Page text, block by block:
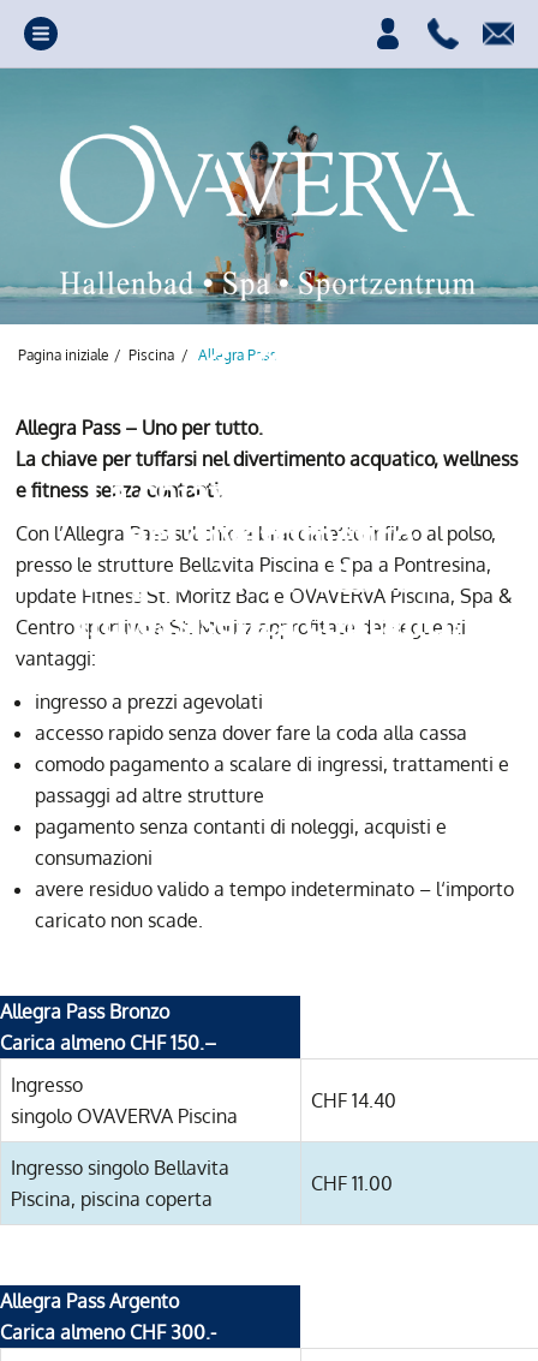
La chiave per tuffarsi
nel divertimento
acquatrico, wellness e
fitness senza contanti!
Pagina iniziale / Piscina / Allegra Pass
Allegra Pass – Uno per tutto.
La chiave per tuffarsi nel divertimento acquatico, wellness
e fitness senza contanti.
Con l’Allegra Pass sul chip a braccialetto infilao al polso,
presso le strutture Bellavita Piscina e Spa a Pontresina,
update Fitness St. Moritz Bad e OVAVERVA Piscina, Spa &
Centro sportivo a St. Moritz approfitate dei seguenti
vantaggi:
ingresso a prezzi agevolati
accesso rapido senza dover fare la coda alla cassa
comodo pagamento a scalare di ingressi, trattamenti e
passaggi ad altre strutture
pagamento senza contanti di noleggi, acquisti e
consumazioni
avere residuo valido a tempo indeterminato – l‘importo
caricato non scade.
Allegra Pass Bronzo
Carica almeno CHF 150.–
Ingresso
singolo OVAVERVA Piscina
CHF 14.40
Ingresso singolo Bellavita
Piscina, piscina coperta
CHF 11.00
Allegra Pass Argento
Carica almeno CHF 300.-